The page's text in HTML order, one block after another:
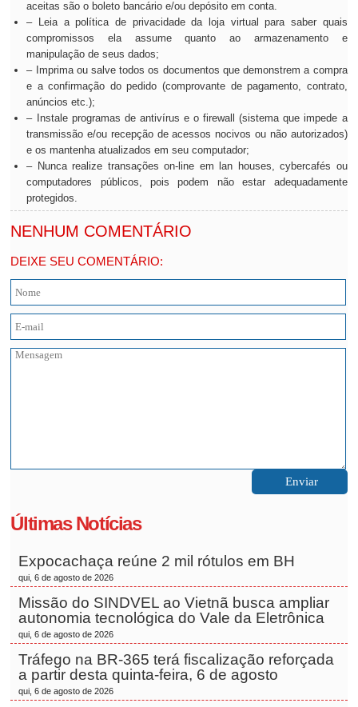
aceitas são o boleto bancário e/ou depósito em conta.
– Leia a política de privacidade da loja virtual para saber quais
compromissos ela assume quanto ao armazenamento e
manipulação de seus dados;
– Imprima ou salve todos os documentos que demonstrem a compra
e a confirmação do pedido (comprovante de pagamento, contrato,
anúncios etc.);
– Instale programas de antivírus e o firewall (sistema que impede a
transmissão e/ou recepção de acessos nocivos ou não autorizados)
e os mantenha atualizados em seu computador;
– Nunca realize transações on-line em lan houses, cybercafés ou
computadores públicos, pois podem não estar adequadamente
protegidos.
NENHUM COMENTÁRIO
DEIXE SEU COMENTÁRIO:
Últimas Notícias
Expocachaça reúne 2 mil rótulos em BH
qui, 6 de agosto de 2026
Missão do SINDVEL ao Vietnã busca ampliar
autonomia tecnológica do Vale da Eletrônica
qui, 6 de agosto de 2026
Tráfego na BR-365 terá fiscalização reforçada
a partir desta quinta-feira, 6 de agosto
qui, 6 de agosto de 2026